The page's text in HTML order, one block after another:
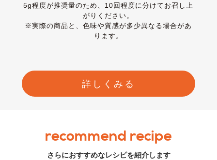
5g程度が推奨量のため、10回程度に分けてお召し上
がりください。
※実際の商品と、色味や質感が多少異なる場合があ
ります。
詳しくみる
recommend recipe
さらにおすすめなレシピを紹介します